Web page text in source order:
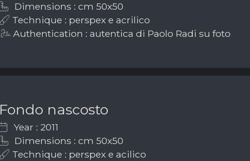
Dimensions : cm 50x50
Technique : perspex e acrilico
Authentication : autentica di Paolo Radi su foto
Fondo nascosto
Year : 2011
Dimensions : cm 50x50
Technique : perspex e acilico